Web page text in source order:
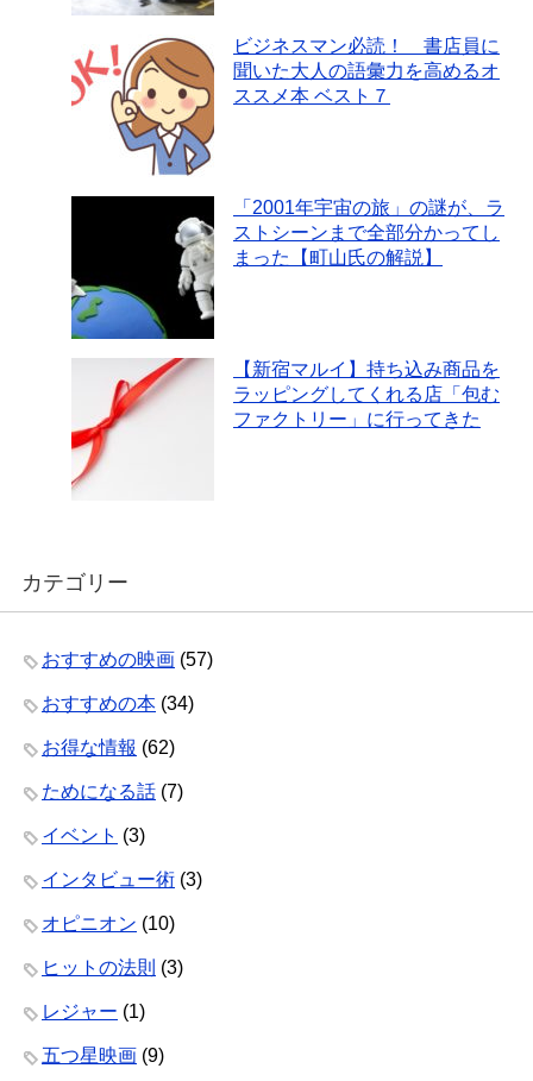
ビジネスマン必読！ 書店員に
聞いた大人の語彙力を高めるオ
ススメ本 ベスト７
「2001年宇宙の旅」の謎が、ラ
ストシーンまで全部分かってし
まった【町山氏の解説】
【新宿マルイ】持ち込み商品を
ラッピングしてくれる店「包む
ファクトリー」に行ってきた
カテゴリー
おすすめの映画 (57)
おすすめの本 (34)
お得な情報 (62)
ためになる話 (7)
イベント (3)
インタビュー術 (3)
オピニオン (10)
ヒットの法則 (3)
レジャー (1)
五つ星映画 (9)